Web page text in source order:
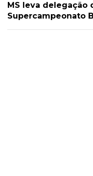
MS leva delegação
Supercampeonato